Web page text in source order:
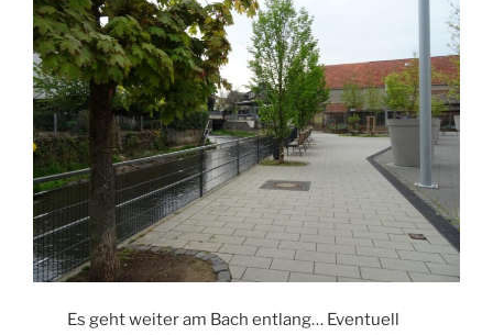
Es geht weiter am Bach entlang… Eventuell